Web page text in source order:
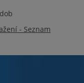
- Seznam